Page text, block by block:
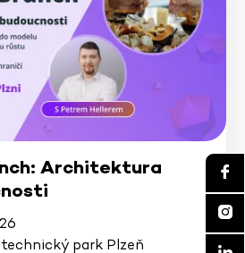
Architektura
park Plzeň